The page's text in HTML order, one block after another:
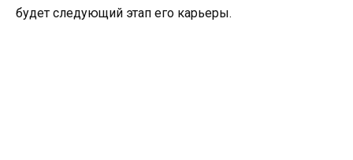
будет следующий этап его карьеры.